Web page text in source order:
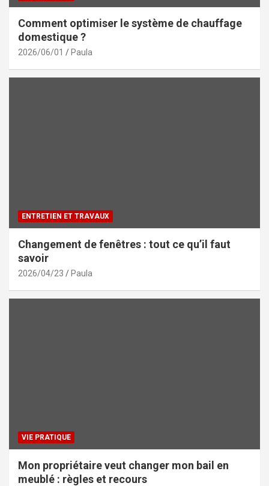
Comment optimiser le système de chauffage
domestique ?
2026/06/01 Paula
ENTRETIEN ET TRAVAUX
Changement de fenêtres : tout ce qu’il faut
savoir
2026/04/23 Paula
VIE PRATIQUE
Mon propriétaire veut changer mon bail en
meublé : règles et recours